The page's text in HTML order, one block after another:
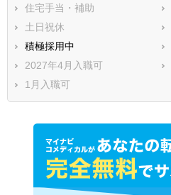
住宅手当・補助
土日祝休
積極採用中
2027年4月入職可
1月入職可